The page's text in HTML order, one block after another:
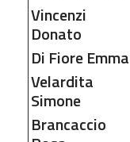
Vincenzi
Donato
Di FioreEmma
Velardita
Simone
Brancaccio